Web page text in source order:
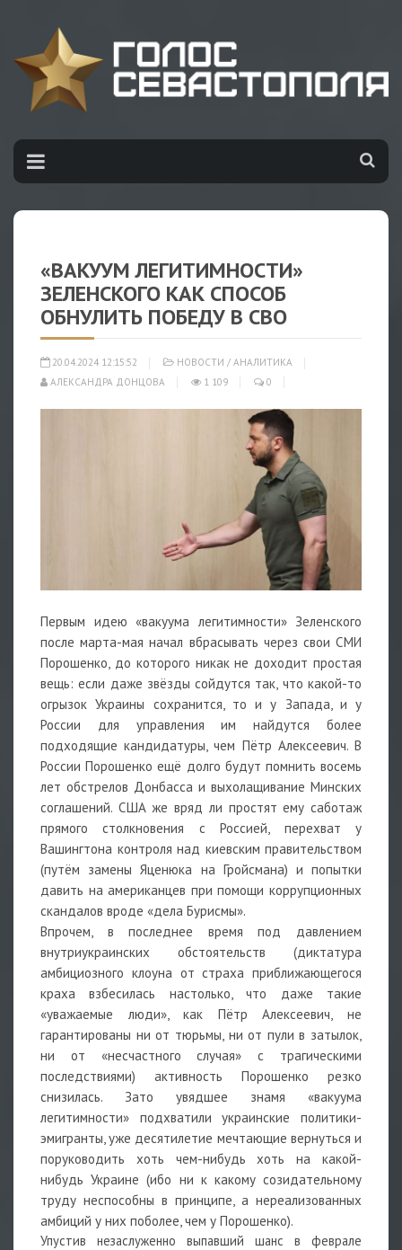
«ВАКУУМ ЛЕГИТИМНОСТИ»
ЗЕЛЕНСКОГО КАК СПОСОБ
ОБНУЛИТЬ ПОБЕДУ В СВО
20.04.2024 12:15:52 НОВОСТИ / АНАЛИТИКА
АЛЕКСАНДРА ДОНЦОВА
1 109 0
Первым идею «вакуума легитимности» Зеленского
после марта-мая начал вбрасывать через свои СМИ
Порошенко, до которого никак не доходит простая
вещь: если даже звёзды сойдутся так, что какой-то
огрызок Украины сохранится, то и у Запада, и у
России для управления им найдутся более
подходящие кандидатуры, чем Пётр Алексеевич. В
России Порошенко ещё долго будут помнить восемь
лет обстрелов Донбасса и выхолащивание Минских
соглашений. США же вряд ли простят ему саботаж
прямого столкновения с Россией, перехват у
Вашингтона контроля над киевским правительством
(путём замены Яценюка на Гройсмана) и попытки
давить на американцев при помощи коррупционных
скандалов вроде «дела Бурисмы».
Впрочем, в последнее время под давлением
внутриукраинских обстоятельств (диктатура
амбициозного клоуна от страха приближающегося
краха взбесилась настолько, что даже такие
«уважаемые люди», как Пётр Алексеевич, не
гарантированы ни от тюрьмы, ни от пули в затылок,
ни от «несчастного случая» с трагическими
последствиями) активность Порошенко резко
снизилась. Зато увядшее знамя «вакуума
легитимности» подхватили украинские политики-
эмигранты, уже десятилетие мечтающие вернуться и
поруководить хоть чем-нибудь хоть на какой-
нибудь Украине (ибо ни к какому созидательному
труду неспособны в принципе, а нереализованных
амбиций у них поболее, чем у Порошенко).
Упустив незаслуженно выпавший шанс в феврале